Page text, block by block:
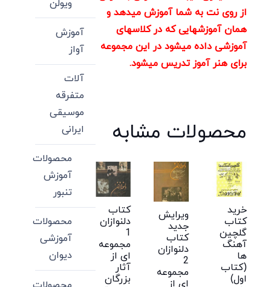
از روی نت به شما آموزش میدهد و
همان آموزشهایی که در کلاسهای
آموزشی داده میشود در این مجموعه
برای هنر آموز تدریس میشود.
محصولات مشابه
خرید
کتاب
گلچین
آهنگ
ها
(کتاب
اول)
ویرایش
جدید
کتاب
دلنوازان
2
مجموعه
ای از
کتاب
دلنوازان
1
مجموعه
ای از
آثار
بزرگان
ویولن
آموزش
آواز
آلات
متفرقه
موسیقی
ایرانی
محصولات
آموزش
تنبور
محصولات
آموزشی
دیوان